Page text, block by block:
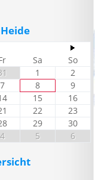
Sa
So
1
2
7 8
9
15
16
22
23
29
30
4 5 6